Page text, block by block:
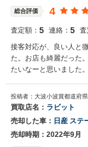
総合評価 4
査定額： 5 連絡： 5 査
接客対応が、良い人と
た。お店も綺麗だった
たいなーと思いました
投稿者：大波小波賞都道府県
買取店名： ラビット
売却した車： 日産 ステ
売却時期：2022年9月